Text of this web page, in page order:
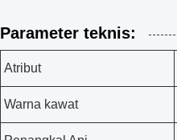
Parameter teknis:
Atribut
Warna kawat